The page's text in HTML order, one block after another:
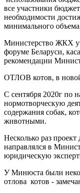
все участники
необходимости
минимального
Министерство ЖКХ
форуме Беларуси,
рекомендации
ОТЛОВ котов, в
С сентября 2020г по
нормотворческую
содержания собак,
животными.
Несколько раз
направлялся в
юридическую
У Минюста были
отлова котов -